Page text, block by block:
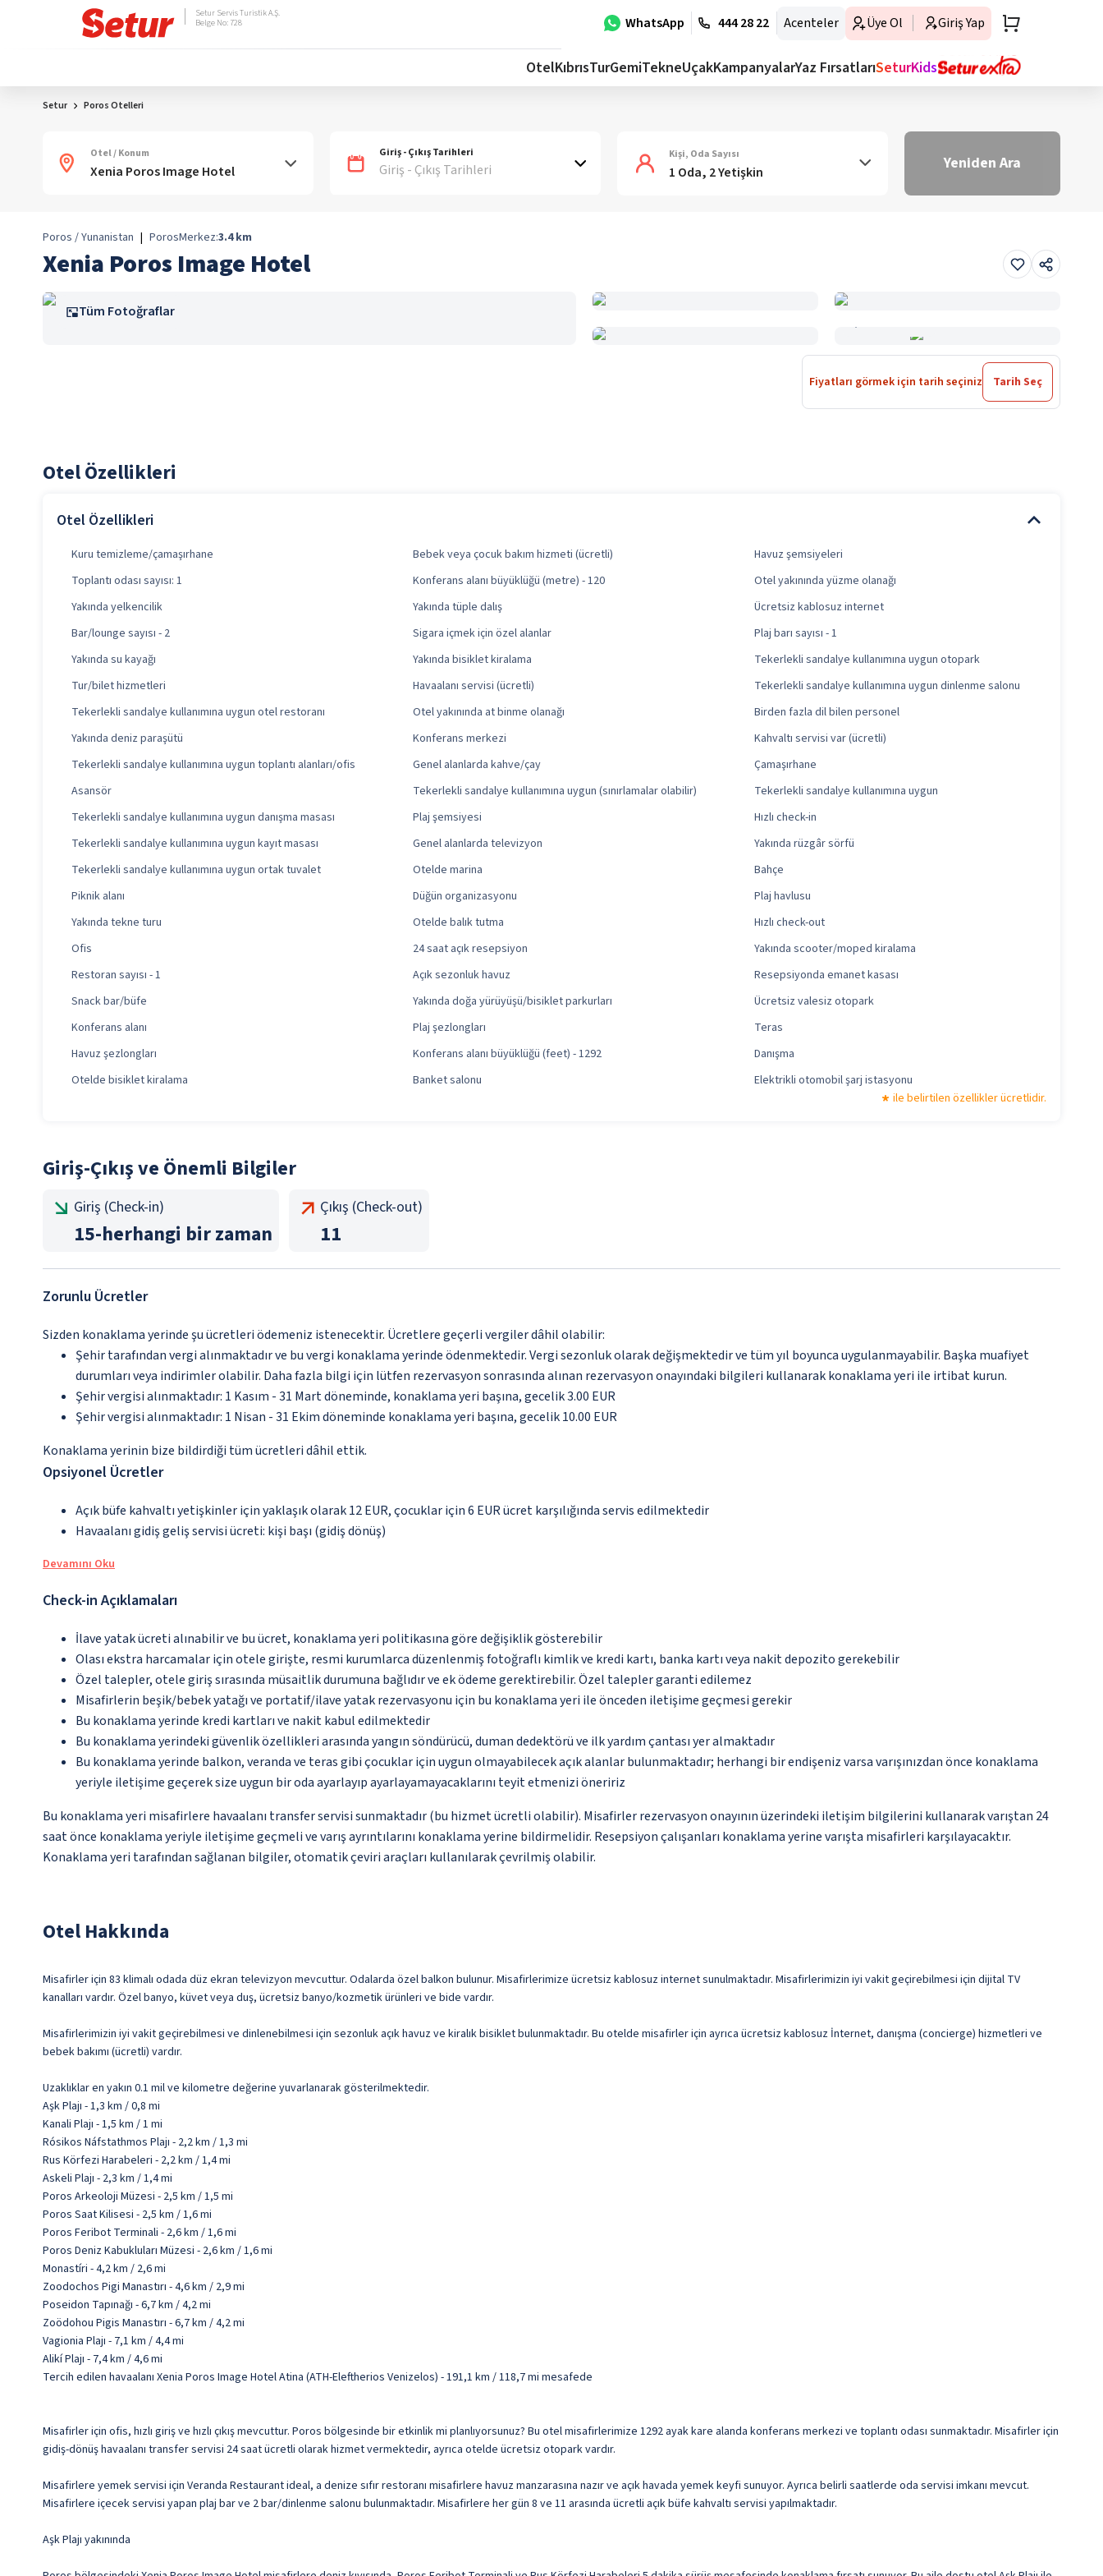
WhatsApp 444 28 22 Acenteler Üye Ol Giriş Yap
Setur Servis Turistik A.Ş.
Belge No: 728
OtelKıbrısTurGemiTekneUçakKampanyalarYaz FırsatlarıSeturKids
Setur Poros Otelleri
Otel / Konum Giriş - Çıkış Tarihleri
Giriş - Çıkış Tarihleri
Kişi, Oda Sayısı
1 Oda, 2 Yetişkin Yeniden Ara
Poros / Yunanistan | PorosMerkez:3.4 km
Xenia Poros Image Hotel
Tüm Fotoğraflar
Fiyatları görmek için tarih seçiniz Tarih Seç
Otel Özellikleri
Otel Özellikleri
Kuru temizleme/çamaşırhane Bebek veya çocuk bakım hizmeti (ücretli)
Havuz şemsiyeleri
Toplantı odası sayısı: 1
Konferans alanı büyüklüğü (metre) - 120
Otel yakınında yüzme olanağı
Yakında yelkencilik
Yakında tüple dalış
Ücretsiz kablosuz internet
Bar/lounge sayısı - 2
Sigara içmek için özel alanlar
Plaj barı sayısı - 1
Yakında su kayağı
Yakında bisiklet kiralama
Tekerlekli sandalye kullanımına uygun otopark
Tur/bilet hizmetleri
Havaalanı servisi (ücretli)
Tekerlekli sandalye kullanımına uygun dinlenme salonu
Tekerlekli sandalye kullanımına uygun otel restoranı
Otel yakınında at binme olanağı
Birden fazla dil bilen personel
Yakında deniz paraşütü
Konferans merkezi
Kahvaltı servisi var (ücretli)
Tekerlekli sandalye kullanımına uygun toplantı alanları/ofis
Genel alanlarda kahve/çay
Çamaşırhane
Asansör
Tekerlekli sandalye kullanımına uygun (sınırlamalar olabilir)
Tekerlekli sandalye kullanımına uygun
Tekerlekli sandalye kullanımına uygun danışma masası
Plaj şemsiyesi
Hızlı check-in
Tekerlekli sandalye kullanımına uygun kayıt masası
Genel alanlarda televizyon
Yakında rüzgâr sörfü
Tekerlekli sandalye kullanımına uygun ortak tuvalet
Otelde marina
Bahçe
Piknik alanı
Düğün organizasyonu
Plaj havlusu
Yakında tekne turu
Otelde balık tutma
Hızlı check-out
Ofis
24 saat açık resepsiyon
Yakında scooter/moped kiralama
Restoran sayısı - 1
Açık sezonluk havuz
Resepsiyonda emanet kasası
Snack bar/büfe
Yakında doğa yürüyüşü/bisiklet parkurları
Ücretsiz valesiz otopark
Konferans alanı
Plaj şezlongları
Teras
Havuz şezlongları
Konferans alanı büyüklüğü (feet) - 1292
Danışma
Otelde bisiklet kiralama
Banket salonu
Elektrikli otomobil şarj istasyonu
ile belirtilen özellikler ücretlidir.
Giriş-Çıkış ve Önemli Bilgiler
Giriş (Check-in)
15-herhangi bir zaman
Çıkış (Check-out)
11
Zorunlu Ücretler
Sizden konaklama yerinde şu ücretleri ödemeniz istenecektir. Ücretlere geçerli vergiler dâhil olabilir:
Şehir tarafından vergi alınmaktadır ve bu vergi konaklama yerinde ödenmektedir. Vergi sezonluk olarak değişmektedir ve tüm yıl boyunca uygulanmayabilir. Başka muafiyet
durumları veya indirimler olabilir. Daha fazla bilgi için lütfen rezervasyon sonrasında alınan rezervasyon onayındaki bilgileri kullanarak konaklama yeri ile irtibat kurun.
Şehir vergisi alınmaktadır: 1 Kasım - 31 Mart döneminde, konaklama yeri başına, gecelik 3.00 EUR
Şehir vergisi alınmaktadır: 1 Nisan - 31 Ekim döneminde konaklama yeri başına, gecelik 10.00 EUR
Konaklama yerinin bize bildirdiği tüm ücretleri dâhil ettik.
Opsiyonel Ücretler
Açık büfe kahvaltı yetişkinler için yaklaşık olarak 12 EUR, çocuklar için 6 EUR ücret karşılığında servis edilmektedir
Havaalanı gidiş geliş servisi ücreti: kişi başı (gidiş dönüş)
Devamını Oku
Check-in Açıklamaları
İlave yatak ücreti alınabilir ve bu ücret, konaklama yeri politikasına göre değişiklik gösterebilir
Olası ekstra harcamalar için otele girişte, resmi kurumlarca düzenlenmiş fotoğraflı kimlik ve kredi kartı, banka kartı veya nakit depozito gerekebilir
Özel talepler, otele giriş sırasında müsaitlik durumuna bağlıdır ve ek ödeme gerektirebilir. Özel talepler garanti edilemez
Misafirlerin beşik/bebek yatağı ve portatif/ilave yatak rezervasyonu için bu konaklama yeri ile önceden iletişime geçmesi gerekir
Bu konaklama yerinde kredi kartları ve nakit kabul edilmektedir
Bu konaklama yerindeki güvenlik özellikleri arasında yangın söndürücü, duman dedektörü ve ilk yardım çantası yer almaktadır
Bu konaklama yerinde balkon, veranda ve teras gibi çocuklar için uygun olmayabilecek açık alanlar bulunmaktadır; herhangi bir endişeniz varsa varışınızdan önce konaklama
yeriyle iletişime geçerek size uygun bir oda ayarlayıp ayarlayamayacaklarını teyit etmenizi öneririz
Bu konaklama yeri misafirlere havaalanı transfer servisi sunmaktadır (bu hizmet ücretli olabilir). Misafirler rezervasyon onayının üzerindeki iletişim bilgilerini kullanarak varıştan 24
saat önce konaklama yeriyle iletişime geçmeli ve varış ayrıntılarını konaklama yerine bildirmelidir. Resepsiyon çalışanları konaklama yerine varışta misafirleri karşılayacaktır.
Konaklama yeri tarafından sağlanan bilgiler, otomatik çeviri araçları kullanılarak çevrilmiş olabilir.
Otel Hakkında
Misafirler için 83 klimalı odada düz ekran televizyon mevcuttur. Odalarda özel balkon bulunur. Misafirlerimize ücretsiz kablosuz internet sunulmaktadır. Misafirlerimizin iyi vakit geçirebilmesi için dijital TV
kanalları vardır. Özel banyo, küvet veya duş, ücretsiz banyo/kozmetik ürünleri ve bide vardır.
Misafirlerimizin iyi vakit geçirebilmesi ve dinlenebilmesi için sezonluk açık havuz ve kiralık bisiklet bulunmaktadır. Bu otelde misafirler için ayrıca ücretsiz kablosuz İnternet, danışma (concierge) hizmetleri ve
bebek bakımı (ücretli) vardır.
Uzaklıklar en yakın 0.1 mil ve kilometre değerine yuvarlanarak gösterilmektedir.
Aşk Plajı - 1,3 km / 0,8 mi
Kanali Plajı - 1,5 km / 1 mi
Rósikos Náfstathmos Plajı - 2,2 km / 1,3 mi
Rus Körfezi Harabeleri - 2,2 km / 1,4 mi
Askeli Plajı - 2,3 km / 1,4 mi
Poros Arkeoloji Müzesi - 2,5 km / 1,5 mi
Poros Saat Kilisesi - 2,5 km / 1,6 mi
Poros Feribot Terminali - 2,6 km / 1,6 mi
Poros Deniz Kabukluları Müzesi - 2,6 km / 1,6 mi
Monastíri - 4,2 km / 2,6 mi
Zoodochos Pigi Manastırı - 4,6 km / 2,9 mi
Poseidon Tapınağı - 6,7 km / 4,2 mi
Zoödohou Pigis Manastırı - 6,7 km / 4,2 mi
Vagionia Plajı - 7,1 km / 4,4 mi
Alikí Plajı - 7,4 km / 4,6 mi
Tercih edilen havaalanı Xenia Poros Image Hotel Atina (ATH-Eleftherios Venizelos) - 191,1 km / 118,7 mi mesafede
Misafirler için ofis, hızlı giriş ve hızlı çıkış mevcuttur. Poros bölgesinde bir etkinlik mi planlıyorsunuz? Bu otel misafirlerimize 1292 ayak kare alanda konferans merkezi ve toplantı odası sunmaktadır. Misafirler için
gidiş-dönüş havaalanı transfer servisi 24 saat ücretli olarak hizmet vermektedir, ayrıca otelde ücretsiz otopark vardır.
Misafirlere yemek servisi için Veranda Restaurant ideal, a denize sıfır restoranı misafirlere havuz manzarasına nazır ve açık havada yemek keyfi sunuyor. Ayrıca belirli saatlerde oda servisi imkanı mevcut.
Misafirlere içecek servisi yapan plaj bar ve 2 bar/dinlenme salonu bulunmaktadır. Misafirlere her gün 8 ve 11 arasında ücretli açık büfe kahvaltı servisi yapılmaktadır.
Aşk Plajı yakınında